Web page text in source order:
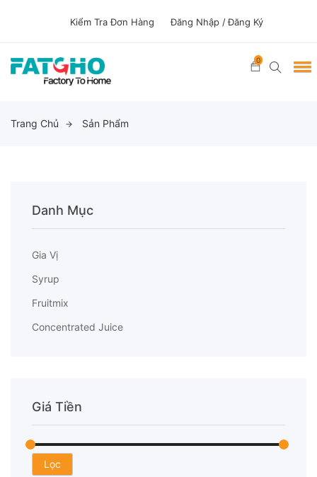
Kiểm Tra Đơn Hàng Đăng Nhập /Đăng Ký
0
Trang Chủ Sản Phẩm
Danh Mục
Gia Vị
Syrup
Fruitmix
Concentrated Juice
Giá Tiền
Lọc